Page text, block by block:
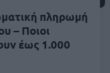
πληρωμή
– Ποιοι
έως 1.000